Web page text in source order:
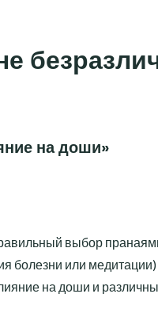
на доши»
выбор
болезни или медитации)
на доши и